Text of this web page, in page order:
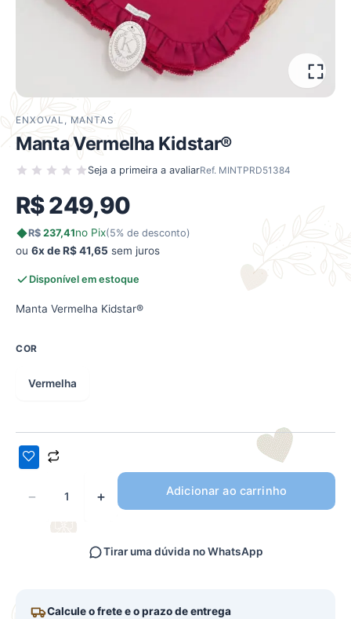
ENXOVAL , MANTAS
Manta Vermelha Kidstar®
Seja a primeira a avaliarRef. MINTPRD51384
R$249,90
R$ 237,41no Pix(5% de desconto)
ou 6x de R$ 41,65 sem juros
Disponível em estoque
Manta Vermelha Kidstar®
COR
Vermelha
− + Adicionar ao carrinho
Tirar uma dúvida no WhatsApp
Calcule o frete e o prazo de entrega